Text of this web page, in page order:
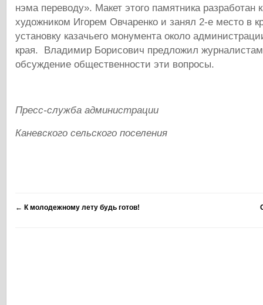
нэма переводу». Макет этого памятника разработан
художником Игорем Овчаренко и занял 2-е место в
установку казачьего монумента около
края. Владимир Борисович предложил
обсуждение общественности эти вопросы.
Пресс-служба администрации
Каневского сельского поселения
← К молодежному лету будь готов!